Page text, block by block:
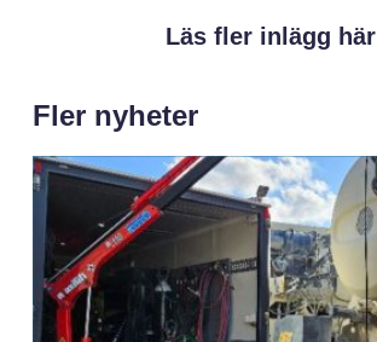
Läs fler inlägg här
Fler nyheter